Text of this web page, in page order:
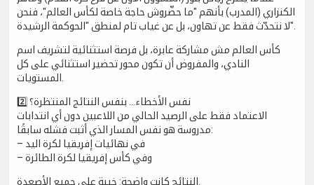
الكنزاري (المدرب) بأنهم "ما حضّروش حاجة خاصة لكأس العالم"، فنحن
لا نتحدّث فقط عن تهاون، بل عن غياب تام لمنطق "الحوكمة الرشيدة".
كأس العالم مش مشاركة عابرة، بل فرصة استثنائية لتشريف اسم
النادي، والمفروض أن تكون محور تحضير استثنائي على كل
2️⃣ نفس الأخطاء... بنفس النتائج المنتظرة؟
الاعتماد فقط على الرصيد الحالي من اللاعبين دون أي انتدابات
مدروسة هو نفس المسار الذي أثبت فشله سابقًا:
– في نهائيات إفريقيا لكرة اليد
– وفي كأس إفريقيا لكرة الطائرة